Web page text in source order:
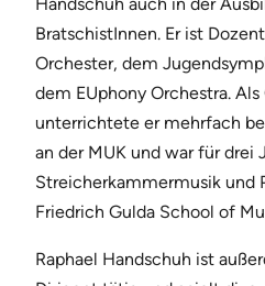
BratschistInnen. Er ist
Orchester, dem
dem EUphony Orchestra.
unterrichtete er mehrfach
an der MUK und war für drei
Streicherkammermusik und
Friedrich Gulda School of
Raphael Handschuh ist